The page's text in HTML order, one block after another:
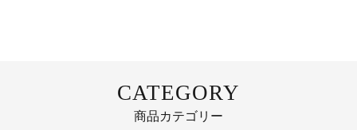
CATEGORY
商品カテゴリー